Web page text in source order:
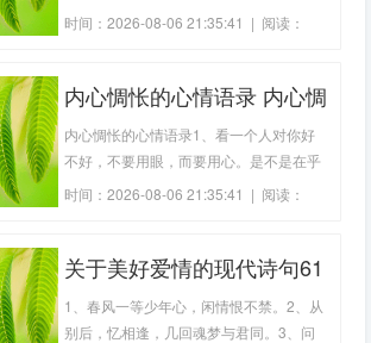
一分热，发一分光。5、凡事总需研究，
8、待我成尘时，你将见我的微笑。9、墨
思索和
时间：2026-08-06 21:35:41 | 阅读：
内心惆怅的心情语录 内心惆
怅的诗句(精选80句)
内心惆怅的心情语录1、看一个人对你好
不好，不要用眼，而要用心。是不是在乎
你，是装不出来的。2、宁愿孤独也不愿
等待，也是难以把他感动。4、真正的寂
的空虚，纵
时间：2026-08-06 21:35:41 | 阅读：
关于美好爱情的现代诗句61
句
1、春风一等少年心，闲情恨不禁。2、从
别后，忆相逢，几回魂梦与君同。3、问